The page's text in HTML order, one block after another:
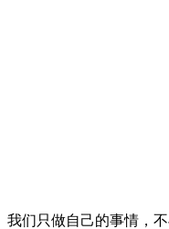
我们只做自己的事情，